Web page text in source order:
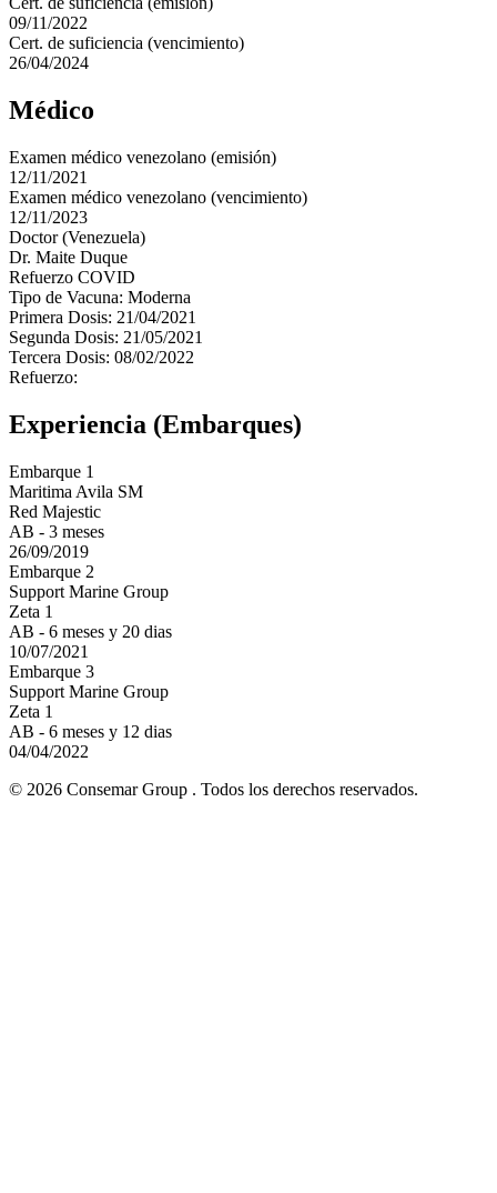
09/11/2022
Cert. de suficiencia (vencimiento)
26/04/2024
Médico
Examen médico venezolano (emisión)
12/11/2021
Examen médico venezolano (vencimiento)
12/11/2023
Doctor (Venezuela)
Dr. Maite Duque
Refuerzo COVID
Tipo de Vacuna: Moderna
Primera Dosis: 21/04/2021
Segunda Dosis: 21/05/2021
Tercera Dosis: 08/02/2022
Refuerzo:
Experiencia (Embarques)
Embarque 1
Maritima Avila SM
Red Majestic
AB - 3 meses
26/09/2019
Embarque 2
Support Marine Group
Zeta 1
AB - 6 meses y 20 dias
10/07/2021
Embarque 3
Support Marine Group
Zeta 1
AB - 6 meses y 12 dias
04/04/2022
© 2026 Consemar Group . Todos los derechos reservados.